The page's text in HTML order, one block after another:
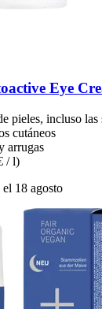
Eye
pieles, incluso las
cutáneos
arrugas
/ l)
el 18 agosto